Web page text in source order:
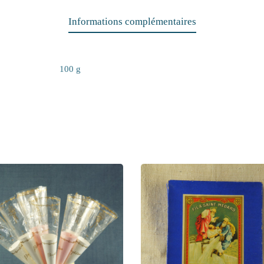
Informations complémentaires
100 g
455 – Cornets de dragées D 503 – Boite à fil1900